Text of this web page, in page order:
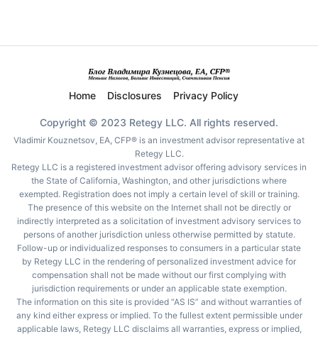
Home Disclosures Privacy Policy
Copyright © 2023 Retegy LLC. All rights reserved.
Vladimir Kouznetsov, EA, CFP® is an investment advisor representative at
Retegy LLC.
Retegy LLC is a registered investment advisor offering advisory services in
the State of California, Washington, and other jurisdictions where
exempted. Registration does not imply a certain level of skill or training.
The presence of this website on the Internet shall not be directly or
indirectly interpreted as a solicitation of investment advisory services to
persons of another jurisdiction unless otherwise permitted by statute.
Follow-up or individualized responses to consumers in a particular state
by Retegy LLC in the rendering of personalized investment advice for
compensation shall not be made without our first complying with
jurisdiction requirements or under an applicable state exemption.
The information on this site is provided “AS IS” and without warranties of
any kind either express or implied. To the fullest extent permissible under
applicable laws, Retegy LLC disclaims all warranties, express or implied,